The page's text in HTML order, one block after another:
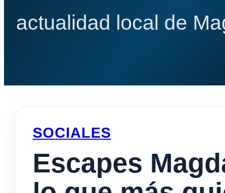
actualidad local de
SOCIALES
Escapes